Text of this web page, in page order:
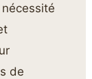
de